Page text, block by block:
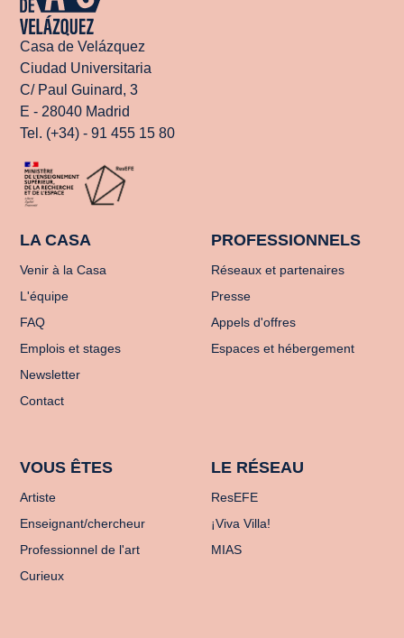
Casa de Velázquez
Ciudad Universitaria
C/ Paul Guinard, 3
E - 28040 Madrid
Tel. (+34) - 91 455 15 80
LA CASA
Venir à la Casa
L'équipe
FAQ
Emplois et stages
Newsletter
Contact
PROFESSIONNELS
Réseaux et partenaires
Presse
Appels d'offres
Espaces et hébergement
VOUS ÊTES
Artiste
Enseignant/chercheur
Professionnel de l'art
Curieux
LE RÉSEAU
ResEFE
¡Viva Villa!
MIAS